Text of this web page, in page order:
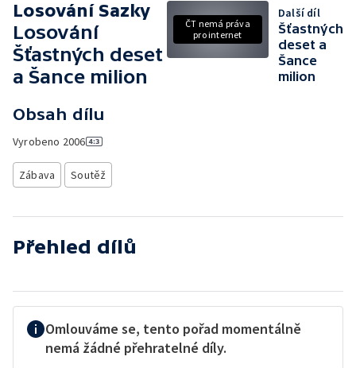
Losování Sazky
Losování
Šťastných deset
a Šance milion
Obsah dílu
Vyrobeno 2006
Zábava Soutěž
ČT nemá práva
pro internet
Další díl
Šťastných
deset a
Šance
milion
Přehled dílů
Omlouváme se, tento pořad momentálně
nemá žádné přehratelné díly.